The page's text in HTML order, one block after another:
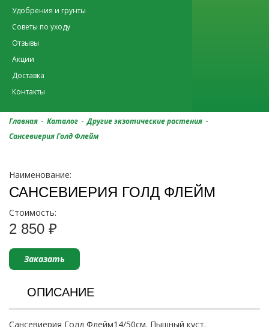
Удобрения и грунты
Советы по уходу
Отзывы
Акции
Доставка
Контакты
Главная - Каталог - Другие экзотические растения -
Сансевиерия Голд Флейм
Наименование:
САНСЕВИЕРИЯ ГОЛД ФЛЕЙМ
Стоимость:
2 850 ₽
Заказать
ОПИСАНИЕ
Сансевиерия Голд Флейм14/50см. Пышный куст.